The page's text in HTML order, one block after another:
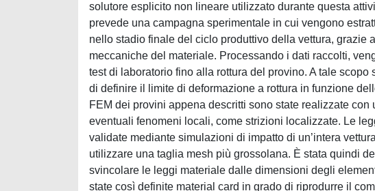
solutore esplicito non lineare utilizzato durante questa
prevede una campagna sperimentale in cui vengono
nello stadio finale del ciclo produttivo della vettura, grazie
meccaniche del materiale. Processando i dati raccolti,
test di laboratorio fino alla rottura del provino. A tale
di definire il limite di deformazione a rottura in funzione
FEM dei provini appena descritti sono state realizzate
eventuali fenomeni locali, come strizioni localizzate. Le
validate mediante simulazioni di impatto di un’intera
utilizzare una taglia mesh più grossolana. È stata quindi
svincolare le leggi materiale dalle dimensioni degli
state così definite material card in grado di riprodurre il